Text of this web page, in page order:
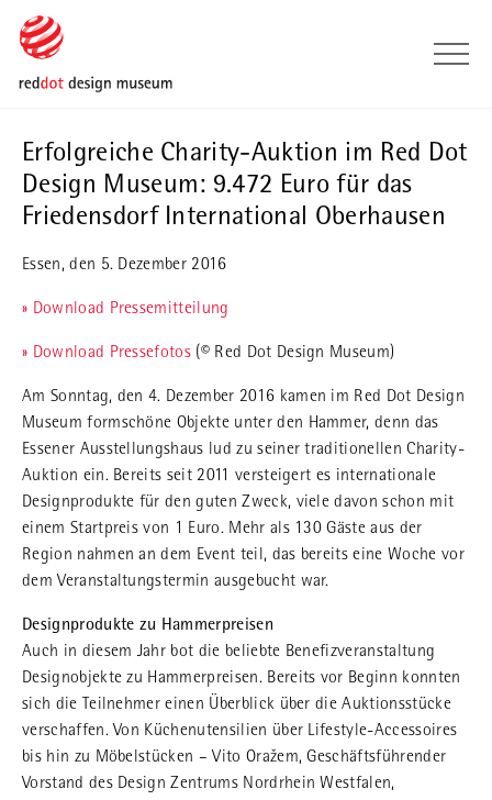
Skip to main content
Skip to page footer
Erfolgreiche Charity-Auktion im Red Dot
Design Museum: 9.472 Euro für das
Friedensdorf International Oberhausen
Essen, den 5. Dezember 2016
» Download Pressemitteilung
» Download Pressefotos (© Red Dot Design Museum)
Am Sonntag, den 4. Dezember 2016 kamen im Red Dot Design
Museum formschöne Objekte unter den Hammer, denn das
Essener Ausstellungshaus lud zu seiner traditionellen Charity-
Auktion ein. Bereits seit 2011 versteigert es internationale
Designprodukte für den guten Zweck, viele davon schon mit
einem Startpreis von 1 Euro. Mehr als 130 Gäste aus der
Region nahmen an dem Event teil, das bereits eine Woche vor
dem Veranstaltungstermin ausgebucht war.
Designprodukte zu Hammerpreisen
Auch in diesem Jahr bot die beliebte Benefizveranstaltung
Designobjekte zu Hammerpreisen. Bereits vor Beginn konnten
sich die Teilnehmer einen Überblick über die Auktionsstücke
verschaffen. Von Küchenutensilien über Lifestyle-Accessoires
bis hin zu Möbelstücken – Vito Oražem, Geschäftsführender
Vorstand des Design Zentrums Nordrhein Westfalen,